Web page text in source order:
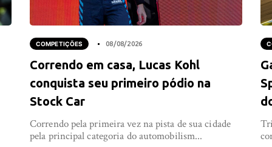
COMPETIÇÕES 08/08/2026
Correndo em casa, Lucas Kohl
conquista seu primeiro pódio na
Stock Car
Correndo pela primeira vez na pista de sua cidade
pela principal categoria do automobilism...